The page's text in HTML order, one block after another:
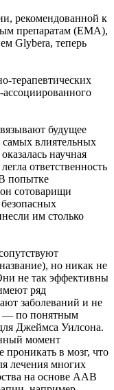
рекомендованной к
препаратам (EMA),
Glybera, теперь
терапевтических
будущее
влиятельных
научная
ответственность
попытке
сотоварищи
им столько
но никак не
не так эффективны
ряд
заболеваний и не
— по понятным
Джеймса Уилсона.
момент
проникать в мозг, что
лечения многих
на основе ААВ